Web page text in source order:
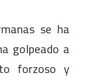
se ha
golpeado a
forzoso y